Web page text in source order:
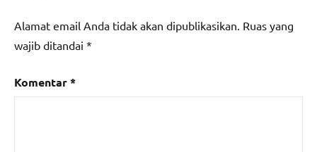
Alamat email Anda tidak akan dipublikasikan. Ruas yang
wajib ditandai *
Komentar*